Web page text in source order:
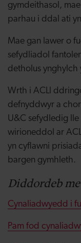
gymdeithasol,
parhau i ddal ati
Mae gan lawer o
sefydliadol
detholus ynghylch
Wrth i ACLl
defnyddwyr a
U&C sefydledig
wirioneddol ar
yn cyflawni
bargen gymhleth.
Diddordeb
Cynaliadwyedd i
Pam fod